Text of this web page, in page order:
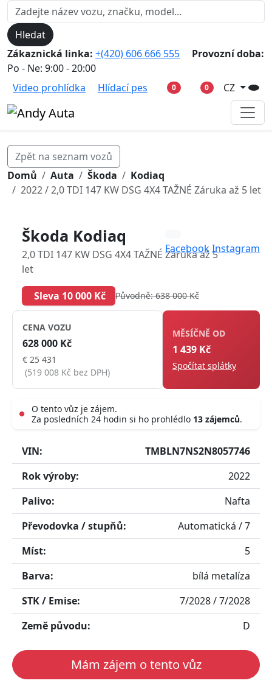
Hledat
Zákaznická linka: +(420) 606 666 555
Provozní doba:
Po - Ne: 9:00 - 20:00
Video prohlídka
Hlídací pes 0 0 CZ
Zpět na seznam vozů
Domů
Auta Škoda
Kodiaq
2022 / 2,0 TDI 147 KW DSG 4X4 TAŽNÉ Záruka až 5 let
Škoda Kodiaq
2,0 TDI 147 KW DSG 4X4 TAŽNÉ Záruka až 5
let
FacebookInstagram
Sleva 10 000 Kč Původně: 638 000 Kč
CENA VOZU
628 000 Kč
€ 25 431
(519 008 Kč bez DPH)
MĚSÍČNĚ OD
1 439 Kč
Spočítat splátky
Live
O tento vůz je zájem.
Za posledních 24 hodin si ho prohlédlo 13 zájemců.
VIN:
TMBLN7NS2N8057746
Rok výroby:
2022
Palivo:
Nafta
Převodovka / stupňů:
Automatická / 7
Míst:
5
Barva:
bílá metalíza
STK / Emise:
7/2028 / 7/2028
Země původu:
D
Mám zájem o tento vůz